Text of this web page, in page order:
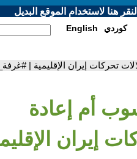
هنا لاستخدام الموقع البديل
English كوردي
تحركات إيران الإقليمية |
أم إعادة
إيران